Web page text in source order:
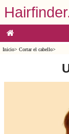
Inicio> Cortar el cabello>